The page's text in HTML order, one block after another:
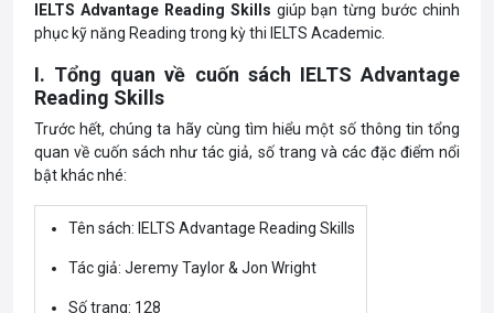
IELTS Advantage Reading Skills giúp bạn từng bước chinh
phục kỹ năng Reading trong kỳ thi IELTS Academic.
I. Tổng quan về cuốn sách IELTS Advantage
Reading Skills
Trước hết, chúng ta hãy cùng tìm hiểu một số thông tin tổng
quan về cuốn sách như tác giả, số trang và các đặc điểm nổi
bật khác nhé:
Tên sách: IELTS Advantage Reading Skills
Tác giả: Jeremy Taylor & Jon Wright
Số trang: 128